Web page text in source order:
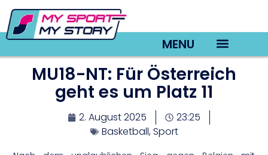
MENU
MU18-NT: Für Österreich
geht es um Platz 11
2. August 2025
23:25
Basketball,Sport